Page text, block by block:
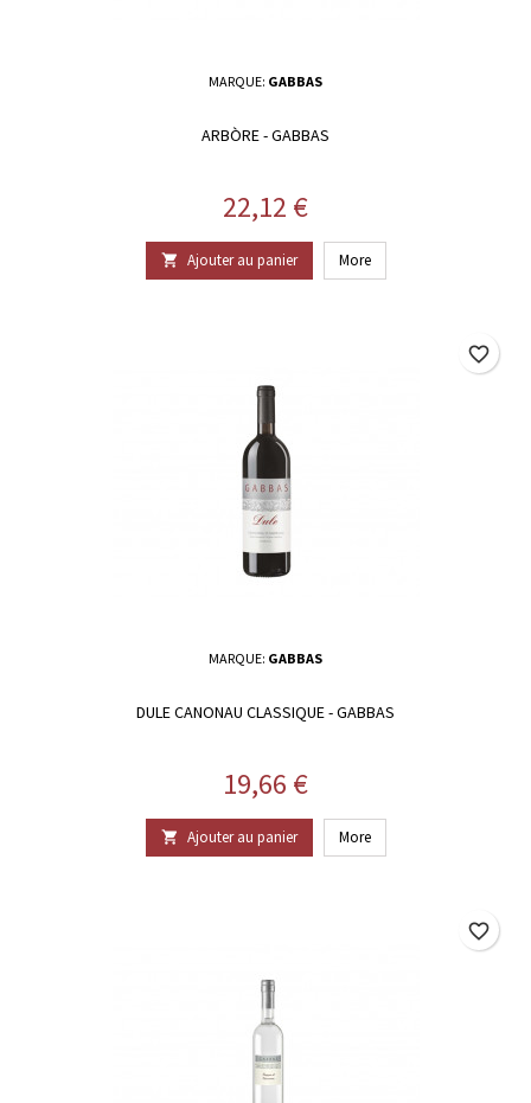
MARQUE: GABBAS
ARBÒRE - GABBAS
Prix
22,12 €
 Ajouter au panier More
MARQUE: GABBAS
DULE CANONAU CLASSIQUE - GABBAS
Prix
19,66 €
 Ajouter au panier More
favorite_border
favorite_border